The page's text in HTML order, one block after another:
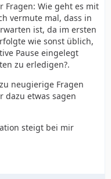
Fragen: Wie geht es mit
vermute mal, dass in
ist, da im ersten
wie sonst üblich,
Pause eingelegt
zu erledigen?.
neugierige Fragen
dazu etwas sagen
steigt bei mir